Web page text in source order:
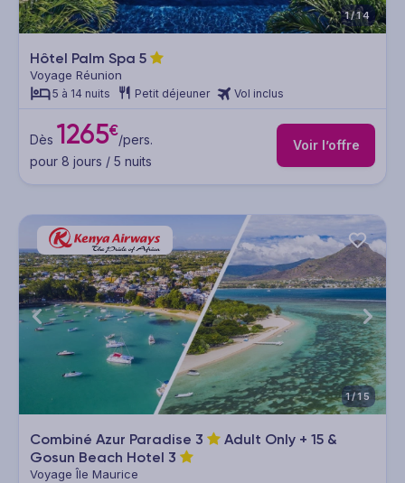
1/14
Hôtel Palm Spa 5
Voyage Réunion
5 à 14 nuits Petit déjeuner Vol inclus
Dès 1265€/pers.
pour 8 jours / 5 nuits
Voir l’offre
1/15
Combiné Azur Paradise 3
Adult Only + 15 &
Gosun Beach Hotel 3
Voyage Île Maurice